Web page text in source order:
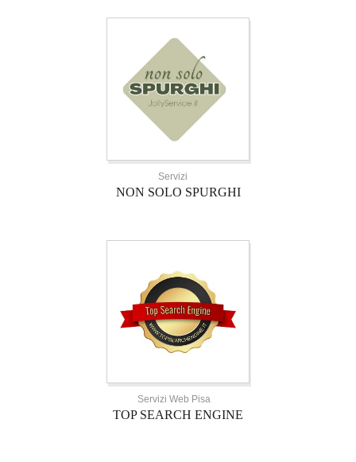
Servizi
NON SOLO SPURGHI
Servizi Web Pisa
TOP SEARCH ENGINE